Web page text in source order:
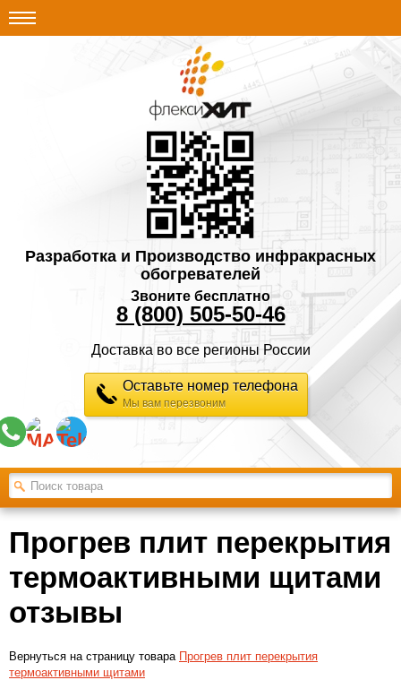
Разработка и Производство инфракрасных
обогревателей
Звоните бесплатно
8 (800) 505-50-46
Доставка во все регионы России
Оставьте номер телефона
Мы вам перезвоним
Прогрев плит перекрытия
термоактивными щитами
отзывы
Вернуться на страницу товара Прогрев плит перекрытия
термоактивными щитами